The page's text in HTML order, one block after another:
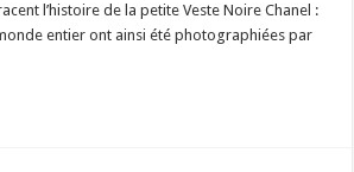
l’histoire de la petite Veste Noire Chanel :
entier ont ainsi été photographiées par